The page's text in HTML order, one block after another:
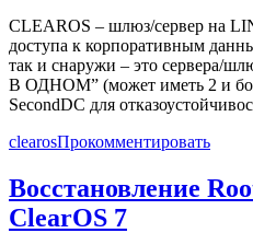
CLEAROS – шлюз/сервер на
доступа к корпоративным
так и снаружи – это сервера/
В ОДНОМ” (может иметь 2 и
SecondDC для
clearosПрокомментировать
Восстановление
ClearOS 7